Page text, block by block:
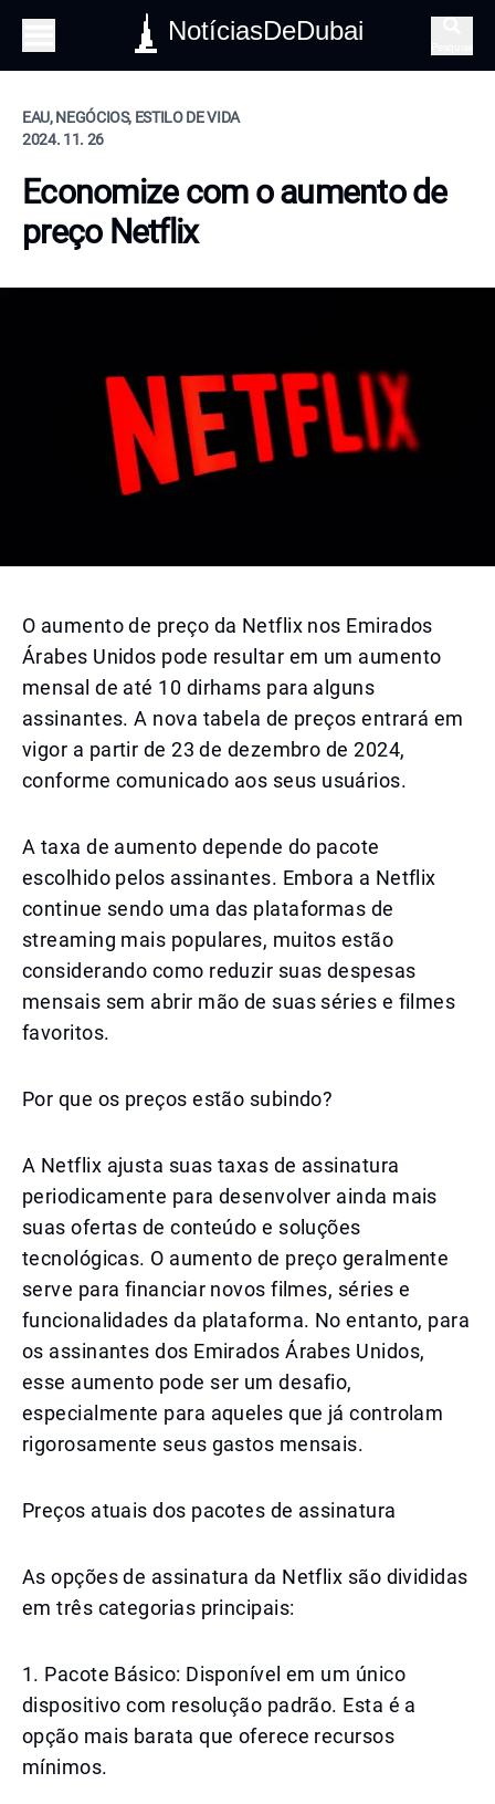
NotíciasDeDubai
EAU, NEGÓCIOS, ESTILO DE VIDA
2024. 11. 26
Economize com o aumento de
preço Netflix
O aumento de preço da Netflix nos Emirados
Árabes Unidos pode resultar em um aumento
mensal de até 10 dirhams para alguns
assinantes. A nova tabela de preços entrará em
vigor a partir de 23 de dezembro de 2024,
conforme comunicado aos seus usuários.
A taxa de aumento depende do pacote
escolhido pelos assinantes. Embora a Netflix
continue sendo uma das plataformas de
streaming mais populares, muitos estão
considerando como reduzir suas despesas
mensais sem abrir mão de suas séries e filmes
favoritos.
Por que os preços estão subindo?
A Netflix ajusta suas taxas de assinatura
periodicamente para desenvolver ainda mais
suas ofertas de conteúdo e soluções
tecnológicas. O aumento de preço geralmente
serve para financiar novos filmes, séries e
funcionalidades da plataforma. No entanto, para
os assinantes dos Emirados Árabes Unidos,
esse aumento pode ser um desafio,
especialmente para aqueles que já controlam
rigorosamente seus gastos mensais.
Preços atuais dos pacotes de assinatura
As opções de assinatura da Netflix são divididas
em três categorias principais:
1. Pacote Básico: Disponível em um único
dispositivo com resolução padrão. Esta é a
opção mais barata que oferece recursos
mínimos.